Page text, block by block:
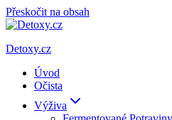
Přeskočit na obsah
Detoxy.cz
Úvod
Očista
Výživa